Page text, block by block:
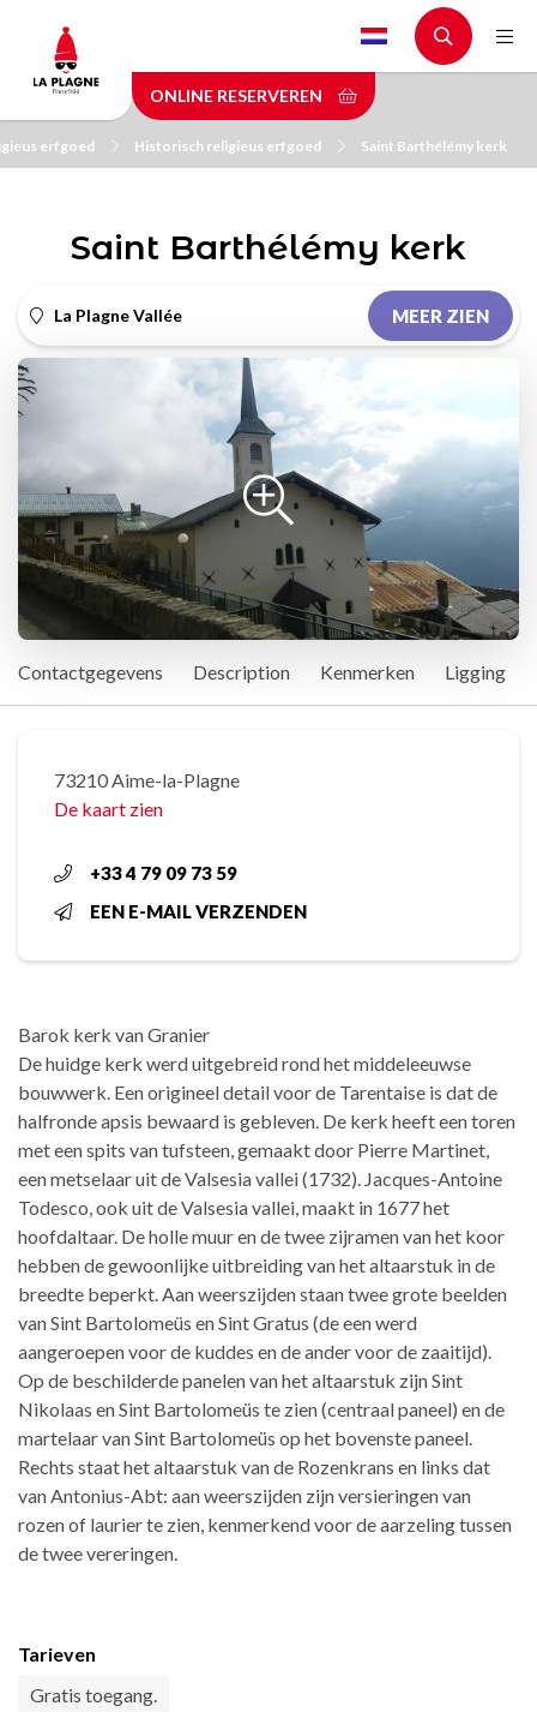
main
content
ONLINE RESERVEREN
erfgoed Historisch religieus erfgoed Saint Barthélémy kerk
Saint Barthélémy kerk
La Plagne Vallée MEER ZIEN
Contactgegevens Description Kenmerken Ligging
73210 Aime-la-Plagne
De kaart zien
+33 4 79 09 73 59
EEN E-MAIL VERZENDEN
Barok kerk van Granier
De huidge kerk werd uitgebreid rond het middeleeuwse
bouwwerk. Een origineel detail voor de Tarentaise is dat de
halfronde apsis bewaard is gebleven. De kerk heeft een toren
met een spits van tufsteen, gemaakt door Pierre Martinet,
een metselaar uit de Valsesia vallei (1732). Jacques-Antoine
Todesco, ook uit de Valsesia vallei, maakt in 1677 het
hoofdaltaar. De holle muur en de twee zijramen van het koor
hebben de gewoonlijke uitbreiding van het altaarstuk in de
breedte beperkt. Aan weerszijden staan twee grote beelden
van Sint Bartolomeüs en Sint Gratus (de een werd
aangeroepen voor de kuddes en de ander voor de zaaitijd).
Op de beschilderde panelen van het altaarstuk zijn Sint
Nikolaas en Sint Bartolomeüs te zien (centraal paneel) en de
martelaar van Sint Bartolomeüs op het bovenste paneel.
Rechts staat het altaarstuk van de Rozenkrans en links dat
van Antonius-Abt: aan weerszijden zijn versieringen van
rozen of laurier te zien, kenmerkend voor de aarzeling tussen
de twee vereringen.
Tarieven
Gratis toegang.